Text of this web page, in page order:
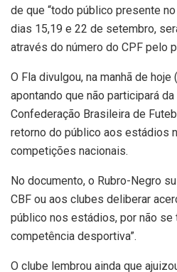
de que “todo público presente
dias 15,19 e 22 de setembro,
através do número do CPF pelo
O Fla divulgou, na manhã de hoje
apontando que não participará
Confederação Brasileira de
retorno do público aos estádios
competições nacionais.
No documento, o Rubro-Negro
CBF ou aos clubes deliberar
público nos estádios, por não se
competência desportiva”.
O clube lembrou ainda que